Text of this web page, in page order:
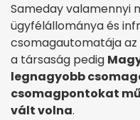
Sameday valamennyi
ügyfélállománya és
csomagautomatája az
a társaság pedig
legnagyobb
csomagpontokat
vált volna.